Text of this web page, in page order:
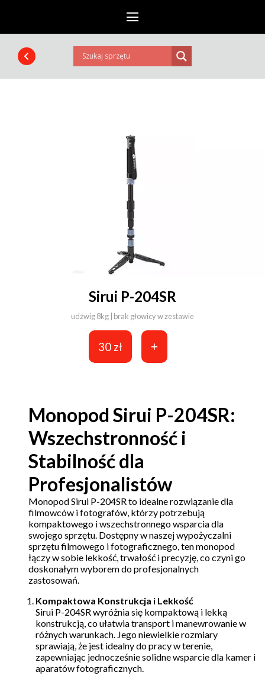
Sirui P-204SR
udźwig 8kg | brak głowicy w zestawie
30 zł
Monopod Sirui P-204SR:
Wszechstronność i
Stabilność dla
Profesjonalistów
Monopod Sirui P-204SR to idealne rozwiązanie dla
filmowców i fotografów, którzy potrzebują
kompaktowego i wszechstronnego wsparcia dla
swojego sprzętu. Dostępny w naszej wypożyczalni
sprzętu filmowego i fotograficznego, ten monopod
łączy w sobie lekkość, trwałość i precyzję, co czyni go
doskonałym wyborem do profesjonalnych
zastosowań.
Kompaktowa Konstrukcja i Lekkość
Sirui P-204SR wyróżnia się kompaktową i lekką
konstrukcją, co ułatwia transport i manewrowanie w
różnych warunkach. Jego niewielkie rozmiary
sprawiają, że jest idealny do pracy w terenie,
zapewniając jednocześnie solidne wsparcie dla kamer i
aparatów fotograficznych.